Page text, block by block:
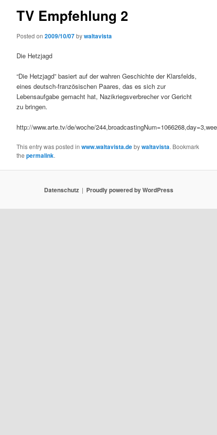
TV Empfehlung 2
Posted on2009/10/07bywaltavista
Die Hetzjagd
“Die Hetzjagd” basiert auf der wahren Geschichte der Klarsfelds,
eines deutsch-französischen Paares, das es sich zur
Lebensaufgabe gemacht hat, Nazikriegsverbrecher vor Gericht
zu bringen.
http://www.arte.tv/de/woche/
This entry was posted inwww.waltavista.debywaltavista. Bookmark
thepermalink.
Datenschutz Proudly powered by WordPress